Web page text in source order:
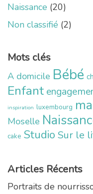
Naissance (20)
Non classifié (2)
Mots clés
A domicile Bébé
Enfant
inspiration luxembourg
Moselle
cake Studio Sur le
Articles Récents
Portraits de